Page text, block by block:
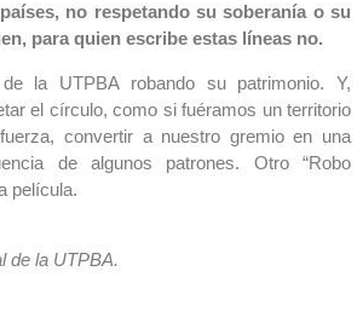
no respetando su soberanía o su
para quien escribe estas líneas no.
la UTPBA robando su patrimonio. Y,
el círculo, como si fuéramos un territorio
convertir a nuestro gremio en una
de algunos patrones. Otro “Robo
película.
de la UTPBA.